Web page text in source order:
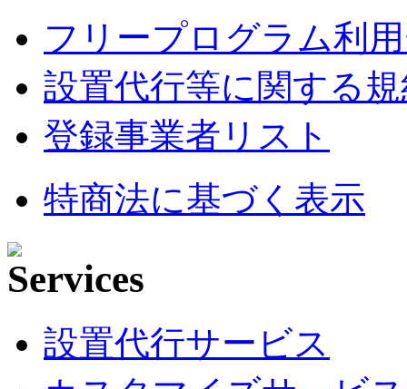
フリープログラム利
設置代行等に関する
登録事業者リスト
特商法に基づく表示
設置代行サービス